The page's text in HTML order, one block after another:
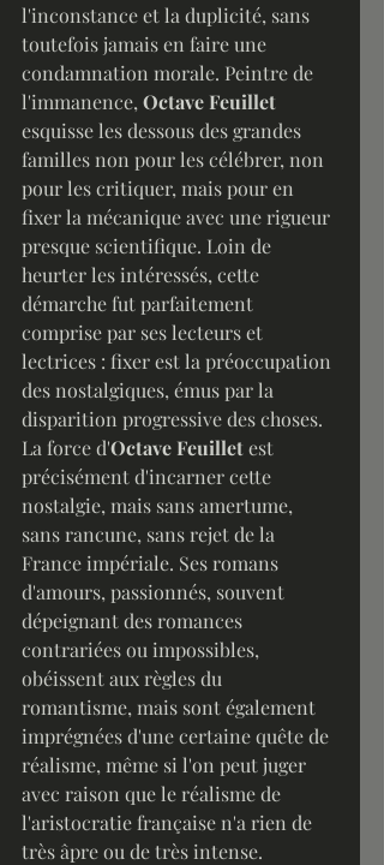
l'inconstance et la duplicité, sans
toutefois jamais en faire une
condamnation morale. Peintre de
l'immanence, Octave Feuillet
esquisse les dessous des grandes
familles non pour les célébrer, non
pour les critiquer, mais pour en
fixer la mécanique avec une rigueur
presque scientifique. Loin de
heurter les intéressés, cette
démarche fut parfaitement
comprise par ses lecteurs et
lectrices : fixer est la préoccupation
des nostalgiques, émus par la
disparition progressive des choses.
La force d'Octave Feuillet est
précisément d'incarner cette
nostalgie, mais sans amertume,
sans rancune, sans rejet de la
France impériale. Ses romans
d'amours, passionnés, souvent
dépeignant des romances
contrariées ou impossibles,
obéissent aux règles du
romantisme, mais sont également
imprégnées d'une certaine quête de
réalisme, même si l'on peut juger
avec raison que le réalisme de
l'aristocratie française n'a rien de
très âpre ou de très intense.